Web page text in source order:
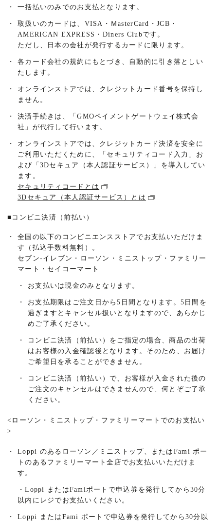
・ 一括払いのみでのお支払となります。
・
取扱いのカードは、VISA・ＭasterCard・JCB・
AMERICAN EXPRESS・Diners Clubです。
ただし、日本の会社が発行するカードに限ります。
・
各カード会社の規約にもとづき、自動的に引き落としい
たします。
・
オンラインストアでは、クレジットカード番号を保持し
ません。
・
決済手続きは、「GMOペイメントゲートウェイ株式会
社」が代行して行います。
・
オンラインストアでは、クレジットカード決済を安全に
ご利用いただくために、「セキュリティコード入力」お
よび「3Dセキュア（本人認証サービス）」を導入してい
ます。
セキュリティコードとは
3Dセキュア（本人認証サービス）とは
■ コンビニ決済（前払い）
・
全国の以下のコンビニエンスストアでお支払いただけま
す（払込手数料無料）。
セブン-イレブン・ローソン・ミニストップ・ファミリー
マート・セイコーマート
・ お支払いは現金のみとなります。
・
お支払期限はご注文日から5日間となります。5日間を
過ぎますとキャンセル扱いとなりますので、あらかじ
めご了承ください。
・
コンビニ決済（前払い）をご指定の場合、商品の出荷
はお客様の入金確認後となります。そのため、お届け
ご希望日を承ることができません。
・
コンビニ決済（前払い）で、お客様が入金された後の
ご注文のキャンセルはできませんので、何とぞご了承
ください。
< ローソン・ミニストップ・ファミリーマートでのお支払い
>
・
Loppi のあるローソン／ミニストップ、またはFami ポー
トのあるファミリーマート全店でお支払いいただけま
す。
・Loppi またはFamiポートで申込券を発行してから30分
以内にレジでお支払いください。
・
Loppi またはFami ポートで申込券を発行してから30分以